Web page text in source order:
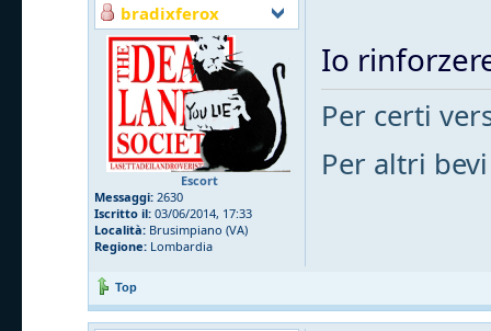
bradixferox
Escort
Messaggi: 2630
Iscritto il: 03/06/2014, 17:33
Località: Brusimpiano (VA)
Regione: Lombardia
Io
Per certi
Per altri bevi
Top